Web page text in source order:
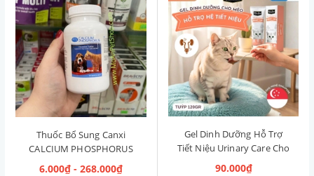
Thuốc Bổ Sung Canxi
CALCIUM PHOSPHORUS
Mỹ (Hộp 50 viên)
6.000₫ - 268.000₫
Gel Dinh Dưỡng Hỗ Trợ
Tiết Niệu Urinary Care Cho
Mèo KitCat Singapore 120g
90.000₫